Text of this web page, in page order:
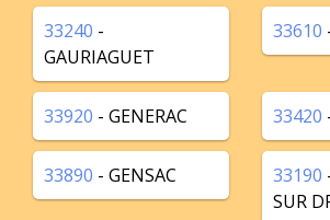
33240 -
GAURIAGUET
33610
33920 - GENERAC 33420
33890 - GENSAC 33190
SUR